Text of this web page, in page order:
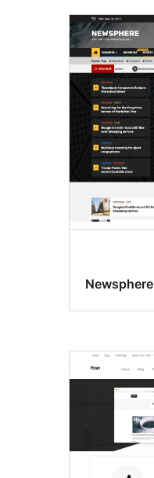
Newsphere